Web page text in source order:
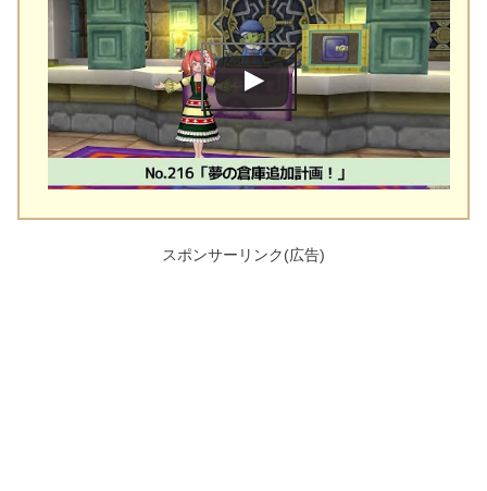
スポンサーリンク(広告)